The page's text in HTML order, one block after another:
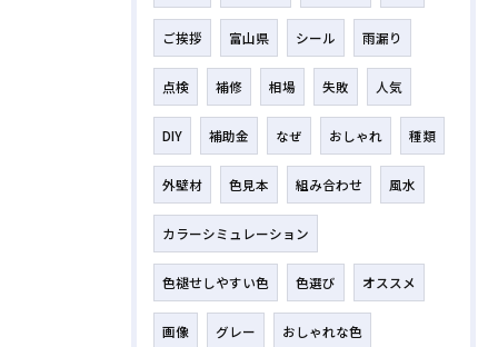
ご挨拶 富山県 シール 雨漏り
点検 補修 相場 失敗 人気
DIY 補助金 なぜ おしゃれ 種類
外壁材 色見本 組み合わせ 風水
カラーシミュレーション
色褪せしやすい色 色選び オススメ
画像 グレー おしゃれな色